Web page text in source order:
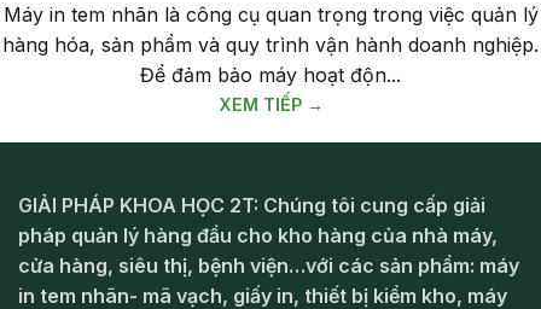
Máy in tem nhãn là công cụ quan trọng trong việc quản lý
hàng hóa, sản phẩm và quy trình vận hành doanh nghiệp.
Để đảm bảo máy hoạt độn...
XEM TIẾP →
GIẢI PHÁP KHOA HỌC 2T: Chúng tôi cung cấp giải
pháp quản lý hàng đầu cho kho hàng của nhà máy,
cửa hàng, siêu thị, bệnh viện…với các sản phẩm: máy
in tem nhãn- mã vạch, giấy in, thiết bị kiểm kho, máy